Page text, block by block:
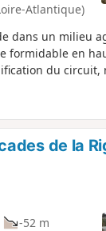
Atlantique)
dans un milieu
formidable en
du circuit,
2. Suivre ce tracé.
de la
-52 m